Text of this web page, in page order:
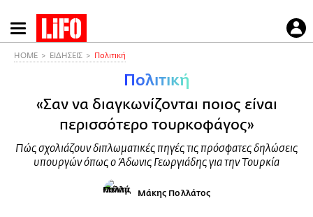
Παράκαμψη
προς
HOME ΕΙΔΗΣΕΙΣ Πολιτική
Πολιτική
«Σαν να διαγκωνίζονται ποιος είναι
περισσότερο τουρκοφάγος»
Πώς σχολιάζουν διπλωματικές πηγές τις πρόσφατες δηλώσεις
υπουργών όπως ο Άδωνις Γεωργιάδης για την Τουρκία
Μάκης Πολλάτος